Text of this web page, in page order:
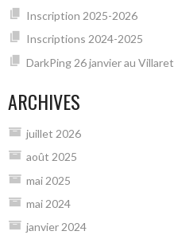
Inscription 2025-2026
Inscriptions 2024-2025
DarkPing 26 janvier au Villaret
ARCHIVES
juillet 2026
août 2025
mai 2025
mai 2024
janvier 2024